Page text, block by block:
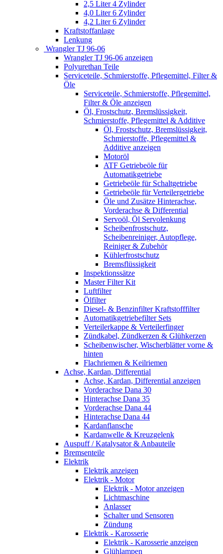
2,5 Liter 4 Zylinder
4,0 Liter 6 Zylinder
4,2 Liter 6 Zylinder
Kraftstoffanlage
Lenkung
Wrangler TJ 96-06
Wrangler TJ 96-06 anzeigen
Polyurethan Teile
Serviceteile, Schmierstoffe, Pflegemittel, Filter &
Öle
Serviceteile, Schmierstoffe, Pflegemittel,
Filter & Öle anzeigen
Öl, Frostschutz, Bremslüssigkeit,
Schmierstoffe, Pflegemittel & Additive
Öl, Frostschutz, Bremslüssigkeit,
Schmierstoffe, Pflegemittel &
Additive anzeigen
Motoröl
ATF Getriebeöle für
Automatikgetriebe
Getriebeöle für Schaltgetriebe
Getriebeöle für Verteilergetriebe
Öle und Zusätze Hinterachse,
Vorderachse & Differential
Servoöl, Öl Servolenkung
Scheibenfrostschutz,
Scheibenreiniger, Autopflege,
Reiniger & Zubehör
Kühlerfrostschutz
Bremsflüssigkeit
Inspektionssätze
Master Filter Kit
Luftfilter
Ölfilter
Diesel- & Benzinfilter Kraftstofffilter
Automatikgetriebefilter Sets
Verteilerkappe & Verteilerfinger
Zündkabel, Zündkerzen & Glühkerzen
Scheibenwischer, Wischerblätter vorne &
hinten
Flachriemen & Keilriemen
Achse, Kardan, Differential
Achse, Kardan, Differential anzeigen
Vorderachse Dana 30
Hinterachse Dana 35
Vorderachse Dana 44
Hinterachse Dana 44
Kardanflansche
Kardanwelle & Kreuzgelenk
Auspuff / Katalysator & Anbauteile
Bremsenteile
Elektrik
Elektrik anzeigen
Elektrik - Motor
Elektrik - Motor anzeigen
Lichtmaschine
Anlasser
Schalter und Sensoren
Zündung
Elektrik - Karosserie
Elektrik - Karosserie anzeigen
Glühlampen